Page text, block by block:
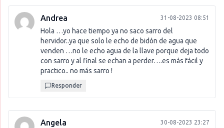
Andrea 31-08-2023 08:51
Hola …yo hace tiempo ya no saco sarro del
hervidor..ya que solo le echo de bidón de agua que
venden …no le echo agua de la llave porque deja todo
con sarro y al final se echan a perder….es más fácil y
practico.. no más sarro !
Responder
Angela 30-08-2023 23:27